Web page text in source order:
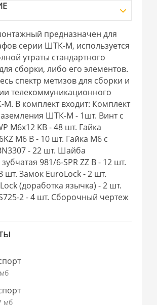
предназначен для
серии ШТК-М, используется
утраты стандартного
сборки, либо его элементов.
спектр метизов для сборки и
телекоммуникационного
В комплект входит: Комплект
ШТК-М - 1шт. Винт с
M6x12 KB - 48 шт. Гайка
M6 B - 10 шт. Гайка М6 с
- 22 шт. Шайба
981/6-SPR ZZ B - 12 шт.
шт. Замок EuroLock - 2 шт.
(доработка язычка) - 2 шт.
2 - 4 шт. Сборочный чертеж
мб